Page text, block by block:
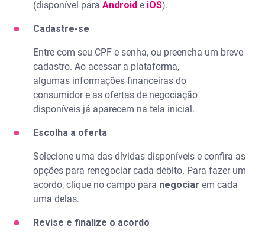
(disponível para Android e iOS).
Cadastre-se
Entre com seu CPF e senha, ou preencha um breve
cadastro. Ao acessar a plataforma,
algumas informações financeiras do
consumidor e as ofertas de negociação
disponíveis já aparecem na tela inicial.
Escolha a oferta
Selecione uma das dívidas disponíveis e confira as
opções para renegociar cada débito. Para fazer um
acordo, clique no campo para negociar em cada
uma delas.
Revise e finalize o acordo